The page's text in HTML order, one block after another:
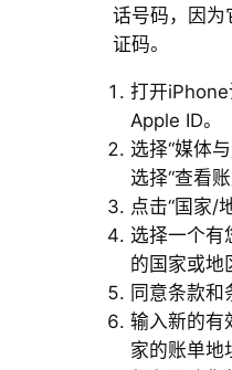
话号码，因为
证码。
打开
Apple ID。
选择“媒体
选择“查看账
点击“国家/
选择一个有
的国家或地
同意条款和
输入新的有
家的账单地